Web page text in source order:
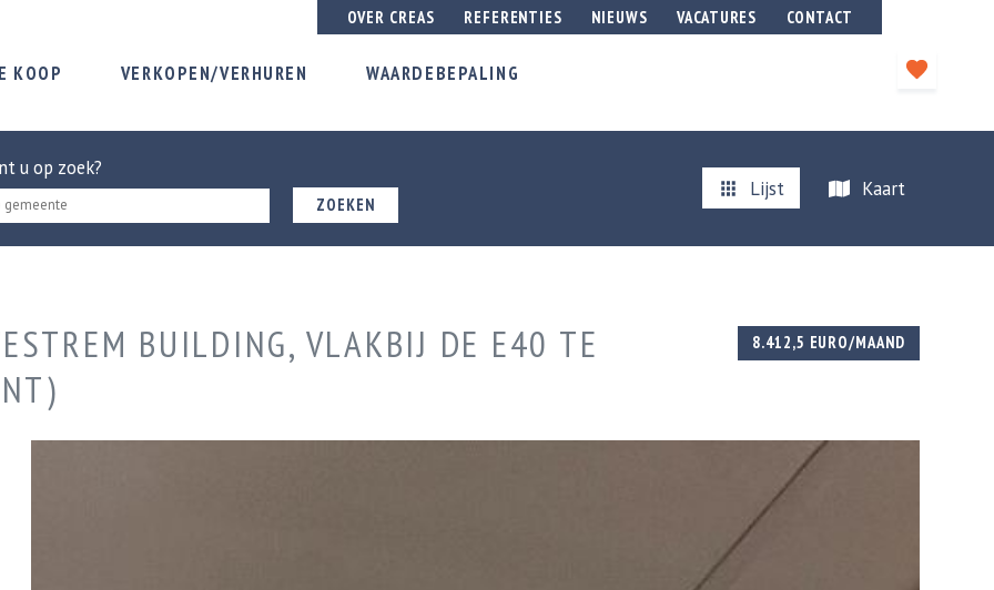
KOOP VERKOPEN/VERHUREN WAARDEBEPALING
OVER CREAS REFERENTIES NIEUWS VACATURES CONTACT
u op zoek?
ZOEKEN
Lijst Kaart
BUILDING, VLAKBIJ DE E40 TE
8.412,5 EURO/MAAND